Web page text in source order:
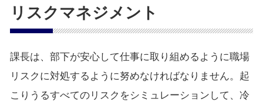
リスクマネジメント
課長は、部下が安心して仕事に取り組めるように職場
リスクに対処するように努めなければなりません。起
こりうるすべてのリスクをシミュレーションして、冷